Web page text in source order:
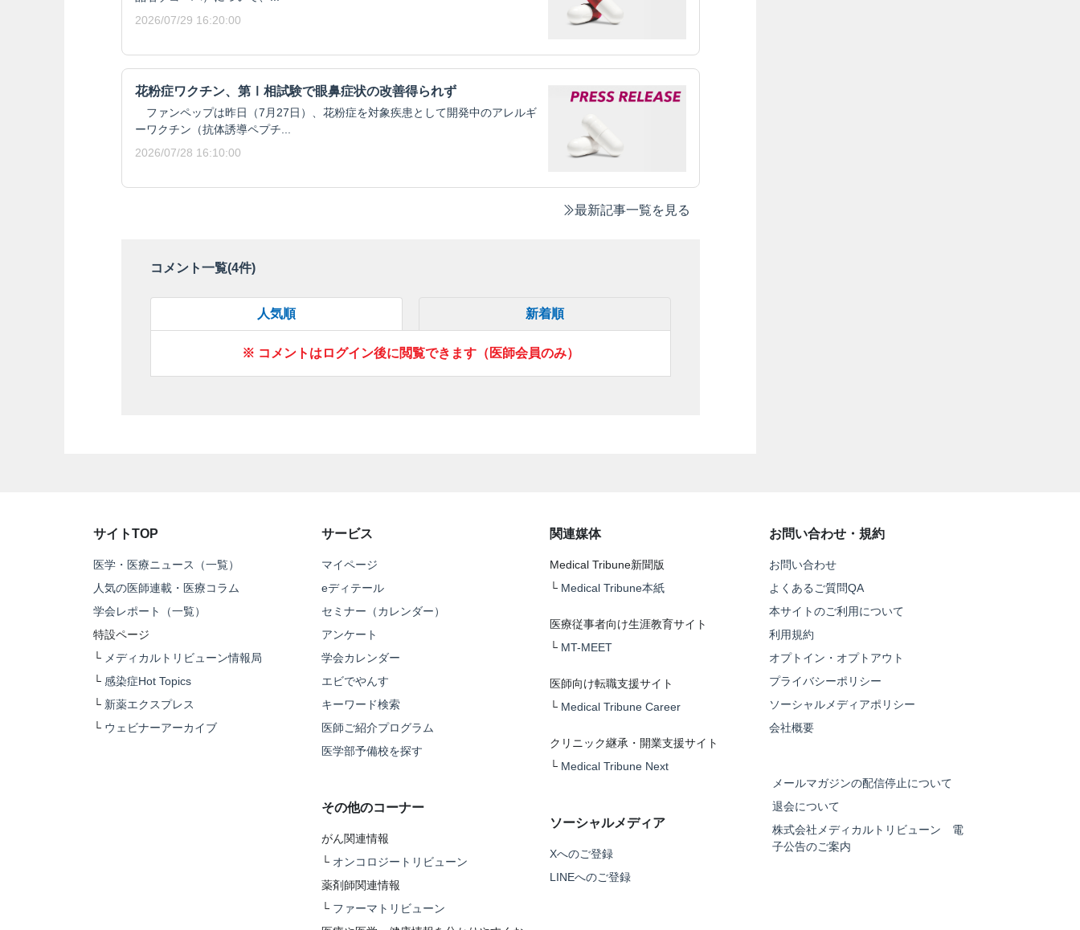
2026/07/29 16:20:00
花粉症ワクチン、第Ⅰ相試験で眼鼻症状の改善得られず
ファンペップは昨日（7月27日）、花粉症を対象疾患として開発中のアレルギ
ーワクチン（抗体誘導ペプチ...
2026/07/28 16:10:00
最新記事一覧を見る
コメント一覧(4件)
人気順 新着順
※ コメントはログイン後に閲覧できます（医師会員のみ）
サイトTOP
医学・医療ニュース（一覧）
人気の医師連載・医療コラム
学会レポート（一覧）
特設ページ
└ メディカルトリビューン情報局
└ 感染症Hot Topics
└ 新薬エクスプレス
└ ウェビナーアーカイブ
サービス
マイページ
eディテール
セミナー（カレンダー）
アンケート
学会カレンダー
エビでやんす
キーワード検索
医師ご紹介プログラム
医学部予備校を探す
その他のコーナー
がん関連情報
└ オンコロジートリビューン
薬剤師関連情報
└ ファーマトリビューン
関連媒体
Medical Tribune新聞版
└ Medical Tribune本紙
医療従事者向け生涯教育サイト
└ MT-MEET
医師向け転職支援サイト
└ Medical Tribune Career
クリニック継承・開業支援サイト
└ Medical Tribune Next
ソーシャルメディア
Xへのご登録
LINEへのご登録
お問い合わせ・規約
お問い合わせ
よくあるご質問QA
本サイトのご利用について
利用規約
オプトイン・オプトアウト
プライバシーポリシー
ソーシャルメディアポリシー
会社概要
メールマガジンの配信停止について
退会について
株式会社メディカルトリビューン 電
子公告のご案内